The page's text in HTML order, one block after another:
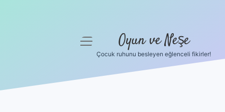
menüyü
Oyun ve Neşe
Çocuk ruhunu besleyen eğlenceli fikirler!